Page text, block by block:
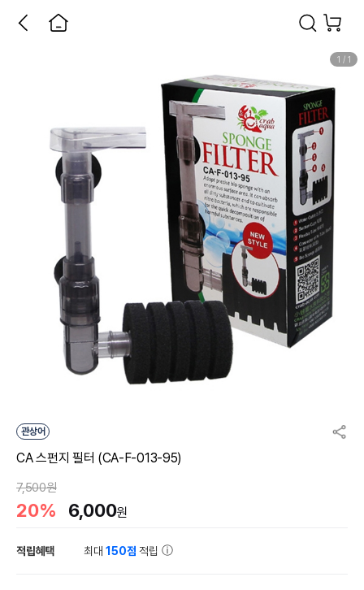
1 / 1
관상어
CA 스펀지 필터 (CA-F-013-95)
7,500원
20% 6,000원
적립혜택 최대150점 적립